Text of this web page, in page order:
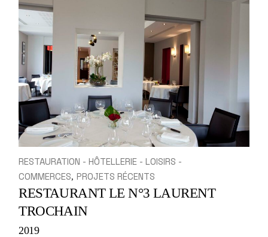
RESTAURATION - HÔTELLERIE - LOISIRS -
COMMERCES PROJETS RÉCENTS
RESTAURANT LE N°3 LAURENT
TROCHAIN
2019